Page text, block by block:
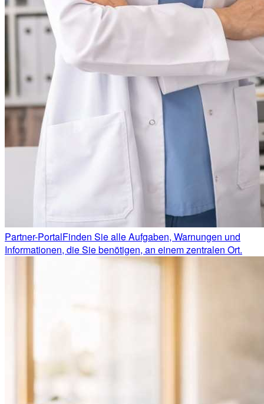
Partner-PortalFinden Sie alle Aufgaben, Warnungen und
Informationen, die Sie benötigen, an einem zentralen Ort.